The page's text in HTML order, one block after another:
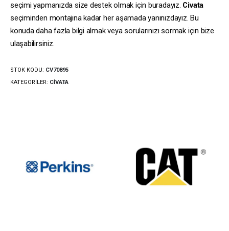
seçimi yapmanızda size destek olmak için buradayız. Civata
seçiminden montajına kadar her aşamada yanınızdayız. Bu
konuda daha fazla bilgi almak veya sorularınızı sormak için bize
ulaşabilirsiniz.
STOK KODU: CV70895
KATEGORILER: CIVATA